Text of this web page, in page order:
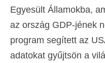
Egyesült Államokba,
az ország GDP-jének
program segített az
adatokat gyűjtsön a